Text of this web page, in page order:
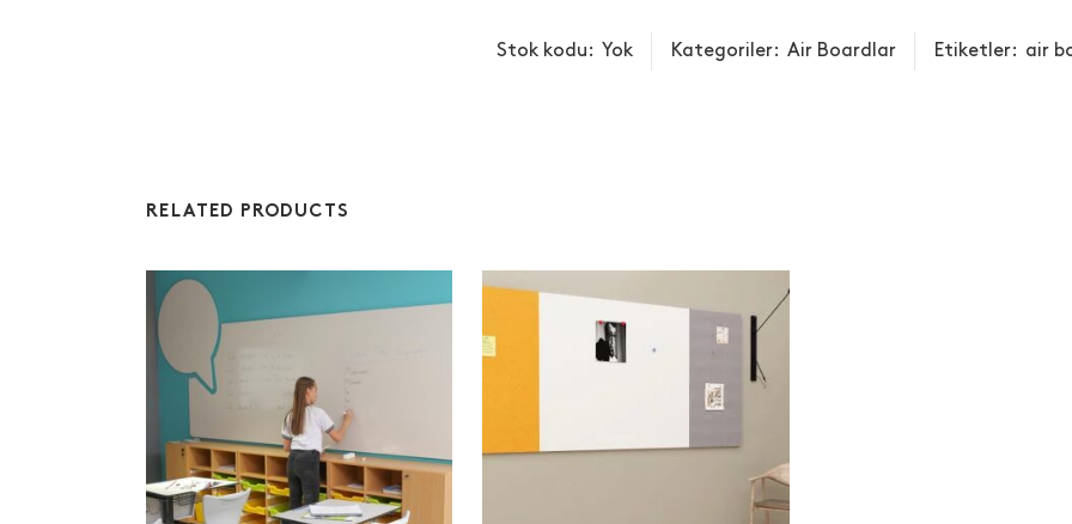
Stok kodu: Yok Kategoriler: Air Boardlar Etiketler: air
RELATED PRODUCTS